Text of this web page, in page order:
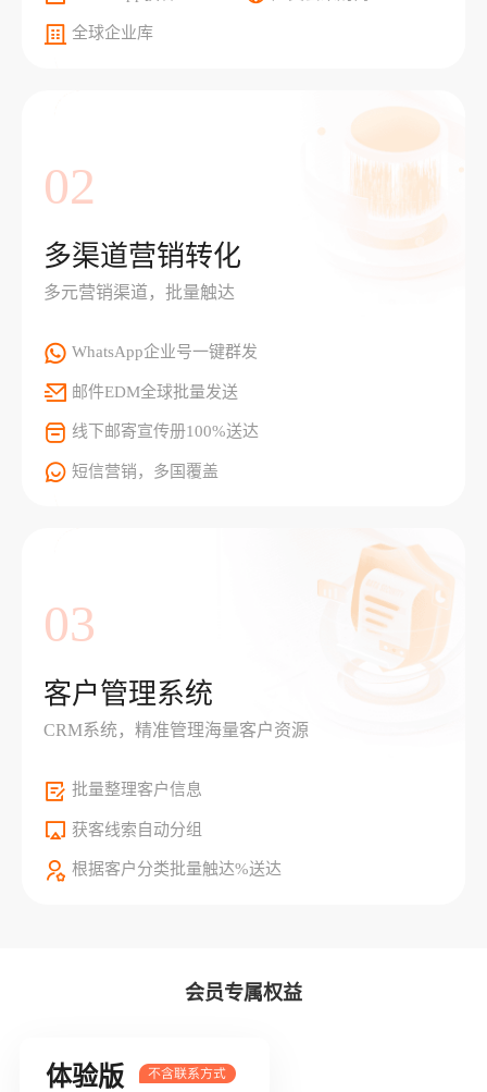
全球企业库
02
多渠道营销转化
多元营销渠道，批量触达
WhatsApp企业号一键群发
邮件EDM全球批量发送
线下邮寄宣传册100%送达
短信营销，多国覆盖
03
客户管理系统
CRM系统，精准管理海量客户资源
批量整理客户信息
获客线索自动分组
根据客户分类批量触达%送达
会员专属权益
体验版